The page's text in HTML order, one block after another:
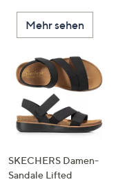
Mehr sehen
SKECHERS Damen-
Sandale Lifted